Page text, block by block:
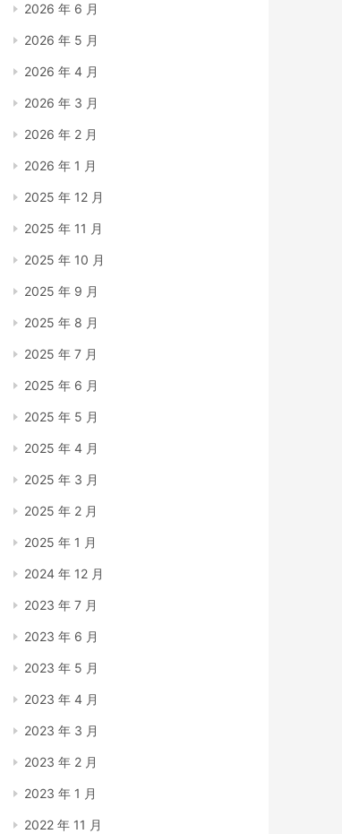
2026 年 6 月
2026 年 5 月
2026 年 4 月
2026 年 3 月
2026 年 2 月
2026 年 1 月
2025 年 12 月
2025 年 11 月
2025 年 10 月
2025 年 9 月
2025 年 8 月
2025 年 7 月
2025 年 6 月
2025 年 5 月
2025 年 4 月
2025 年 3 月
2025 年 2 月
2025 年 1 月
2024 年 12 月
2023 年 7 月
2023 年 6 月
2023 年 5 月
2023 年 4 月
2023 年 3 月
2023 年 2 月
2023 年 1 月
2022 年 11 月